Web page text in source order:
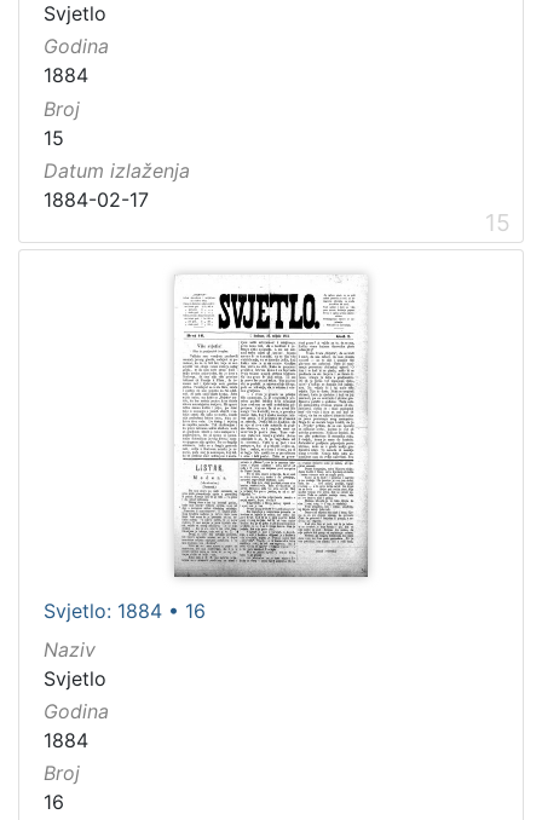
Svjetlo
Godina
1884
Broj
15
Datum izlaženja
1884-02-17
15
Svjetlo: 1884 • 16
Naziv
Svjetlo
Godina
1884
Broj
16